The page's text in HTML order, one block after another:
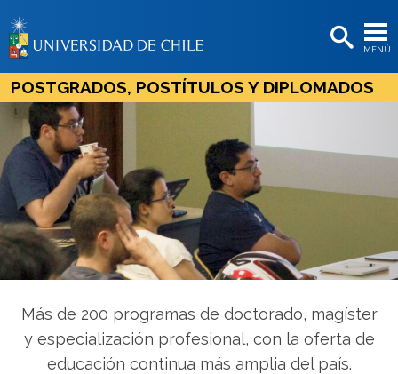
MENÚ
BIBLIOTECAS
LA UNIVERSIDAD
Estudiantes
Académicas/os
Funcionarias/os
Egresadas/os
POSTGRADOS, POSTÍTULOS Y DIPLOMADOS
Más de 200 programas de doctorado, magíster
y especialización profesional, con la oferta de
educación continua más amplia del país.